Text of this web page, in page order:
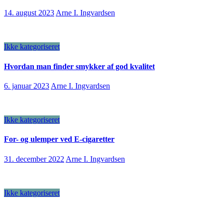
14. august 2023Arne I. Ingvardsen
Ikke kategoriseret
Hvordan man finder smykker af god kvalitet
6. januar 2023 Arne I. Ingvardsen
Ikke kategoriseret
For- og ulemper ved E-cigaretter
31. december 2022 Arne I. Ingvardsen
Ikke kategoriseret